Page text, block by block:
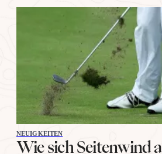
NEUIGKEITEN
Wie sich Seitenwind